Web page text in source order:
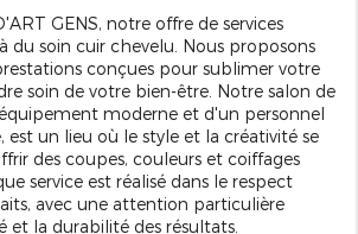
GENS, notre offre de services
du soin cuir chevelu. Nous proposons
conçues pour sublimer votre
soin de votre bien-être. Notre salon de
moderne et d'un personnel
un lieu où le style et la créativité se
des coupes, couleurs et coiffages
service est réalisé dans le respect
avec une attention particulière
et la durabilité des résultats.